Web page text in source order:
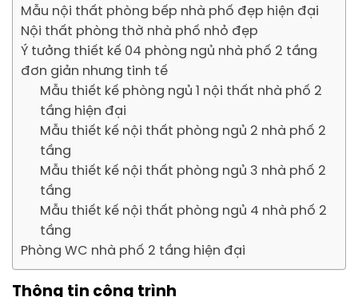
Mẫu nội thất phòng bếp nhà phố đẹp hiện đại
Nội thất phòng thờ nhà phố nhỏ đẹp
Ý tưởng thiết kế 04 phòng ngủ nhà phố 2 tầng
đơn giản nhưng tinh tế
Mẫu thiết kế phòng ngủ 1 nội thất nhà phố 2
tầng hiện đại
Mẫu thiết kế nội thất phòng ngủ 2 nhà phố 2
tầng
Mẫu thiết kế nội thất phòng ngủ 3 nhà phố 2
tầng
Mẫu thiết kế nội thất phòng ngủ 4 nhà phố 2
tầng
Phòng WC nhà phố 2 tầng hiện đại
Thông tin công trình